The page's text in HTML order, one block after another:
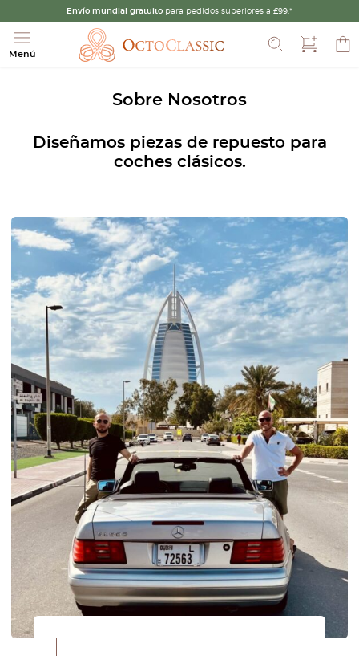
Envío mundial gratuito para pedidos superiores a £99.*
Menú
Sobre Nosotros
Diseñamos piezas de repuesto para
coches clásicos.